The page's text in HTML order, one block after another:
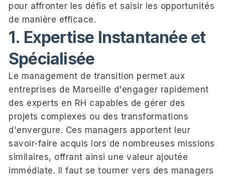
pour affronter les défis et saisir les opportunités
de manière efficace.
1. Expertise Instantanée et
Spécialisée
Le management de transition permet aux
entreprises de Marseille d'engager rapidement
des experts en RH capables de gérer des
projets complexes ou des transformations
d'envergure. Ces managers apportent leur
savoir-faire acquis lors de nombreuses missions
similaires, offrant ainsi une valeur ajoutée
immédiate. Il faut se tourner vers des managers